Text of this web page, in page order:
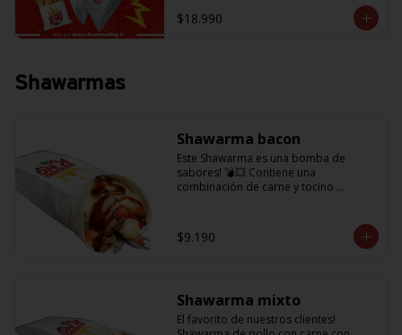
$18.990
Shawarmas
Shawarma bacon
Este Shawarma es una bomba de
sabores! 💣💥 Contiene una
combinación de carne y tocino
salsa BBQ
$9.190
Shawarma mixto
El favorito de nuestros clientes!